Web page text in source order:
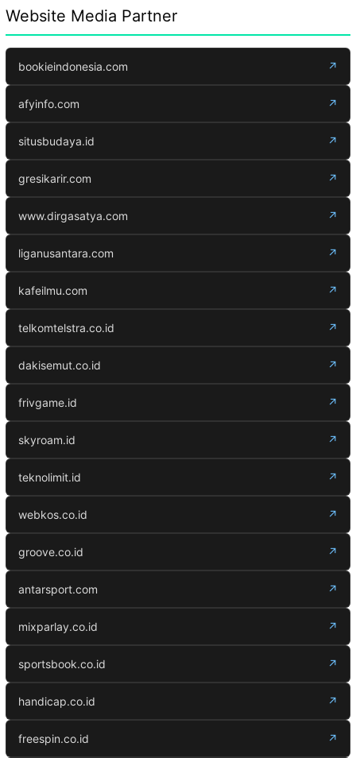
Website Media Partner
bookieindonesia.com ↗
afyinfo.com ↗
situsbudaya.id ↗
gresikarir.com ↗
www.dirgasatya.com ↗
liganusantara.com ↗
kafeilmu.com ↗
telkomtelstra.co.id ↗
dakisemut.co.id ↗
frivgame.id ↗
skyroam.id ↗
teknolimit.id ↗
webkos.co.id ↗
groove.co.id ↗
antarsport.com ↗
mixparlay.co.id ↗
sportsbook.co.id ↗
handicap.co.id ↗
freespin.co.id ↗